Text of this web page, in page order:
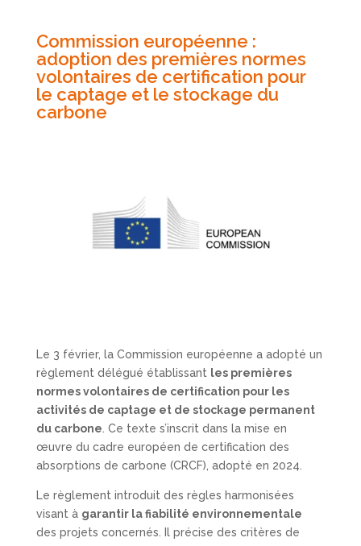
Commission européenne :
adoption des premières normes
volontaires de certification pour
le captage et le stockage du
carbone
Le 3 février, la Commission européenne a adopté un
règlement délégué établissant les premières
normes volontaires de certification pour les
activités de captage et de stockage permanent
du carbone . Ce texte s’inscrit dans la mise en
œuvre du cadre européen de certification des
absorptions de carbone (CRCF), adopté en 2024.
Le règlement introduit des règles harmonisées
visant à garantir la fiabilité environnementale
des projets concernés. Il précise des critères de